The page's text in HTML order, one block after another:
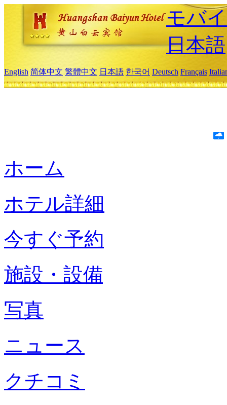
モバ
日本語
English 简体中文 繁體中文 日本語 한국어 Deutsch Français
ホーム
ホテル詳細
今すぐ予約
施設・設備
写真
ニュース
クチコミ